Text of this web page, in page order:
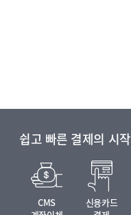
쉽고 빠른 결제의 시작
CMS
신용카드